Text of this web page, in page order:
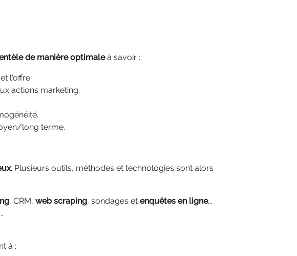
de manière optimaleà savoir :
l'offre.
actions marketing.
long terme.
. Plusieurs outils, méthodes et technologies sont alors
, CRM, web scraping, sondages et enquêtes en ligne...
à :